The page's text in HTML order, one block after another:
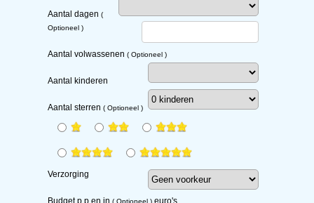
Aantal dagen (
Optioneel )
Aantal volwassenen ( Optioneel )
Aantal kinderen
Aantal sterren ( Optioneel )
Verzorging
Budgetp.pen in ( Optioneel )euro's